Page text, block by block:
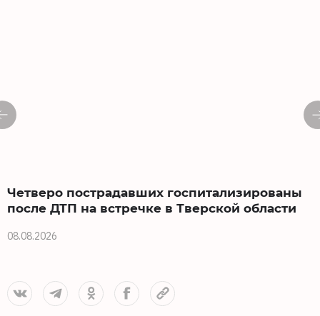
Четверо пострадавших госпитализированы
после ДТП на встречке в Тверской области
08.08.2026